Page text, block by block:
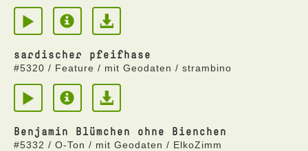
sardischer pfeifhase
#5320 / Feature / mit Geodaten / strambino
Benjamin Blümchen ohne Bienchen
#5332 / O-Ton / mit Geodaten / ElkoZimm